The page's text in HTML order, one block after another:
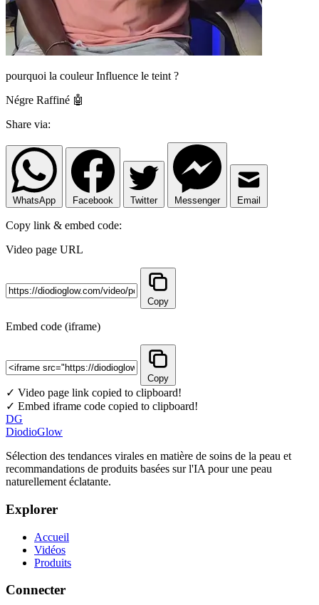
pourquoi la couleur Influence le teint ?
Négre Raffiné 🤖
Share via:
WhatsApp Facebook Twitter Messenger Email
Copy link & embed code:
Video page URL
Copy
Embed code (iframe)
Copy
✓ Video page link copied to clipboard!
✓ Embed iframe code copied to clipboard!
DG
DiodioGlow
Sélection des tendances virales en matière de soins de la peau et
recommandations de produits basées sur l'IA pour une peau
naturellement éclatante.
Explorer
Accueil
Vidéos
Produits
Connecter